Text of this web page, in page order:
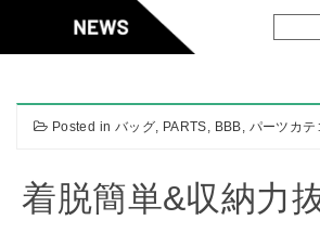
content
Posted in バッグ, PARTS, BBB, パーツカテ
着脱簡単&収納力